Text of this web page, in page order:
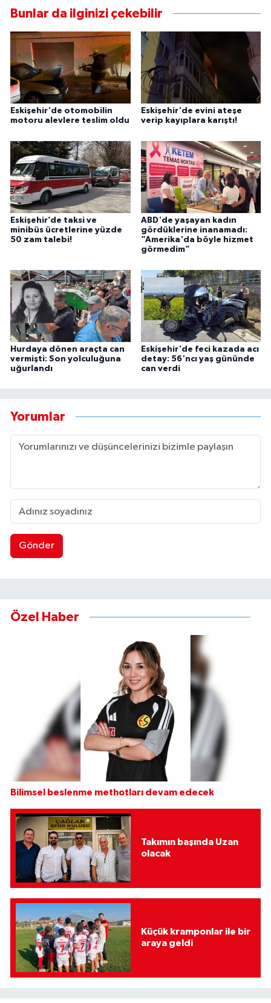
Bunlar da ilginizi çekebilir
Eskişehir'de otomobilin
motoru alevlere teslim oldu
Eskişehir'de evini ateşe
verip kayıplara karıştı!
Eskişehir’de taksi ve
minibüs ücretlerine yüzde
50 zam talebi!
ABD'de yaşayan kadın
gördüklerine inanamadı:
“Amerika'da böyle hizmet
görmedim”
Hurdaya dönen araçta can
vermişti: Son yolculuğuna
uğurlandı
Eskişehir'de feci kazada acı
detay: 56'ncı yaş gününde
can verdi
Yorumlar
Gönder
Özel Haber
Bilimsel beslenme methotları devam edecek
Takımın başında Uzan
olacak
Küçük kramponlar ile bir
araya geldi